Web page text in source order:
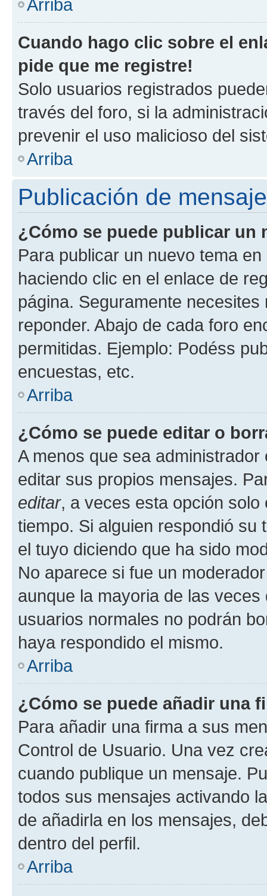
Arriba
Cuando hago clic sobre el
pide que me registre!
Solo usuarios registrados
través del foro, si la
prevenir el uso malicioso del
Arriba
Publicación de
¿Cómo se puede publicar un
Para publicar un nuevo tema
haciendo clic en el enlace de
página. Seguramente
reponder. Abajo de cada foro
permitidas. Ejemplo: Podéss
encuestas, etc.
Arriba
¿Cómo se puede editar o
A menos que sea
editar sus propios mensajes.
editar, a veces esta opción
tiempo. Si alguien respondió
el tuyo diciendo que ha sido
No aparece si fue un
aunque la mayoria de las
usuarios normales no podrán
haya respondido el mismo.
Arriba
¿Cómo se puede añadir una
Para añadir una firma a sus
Control de Usuario. Una vez
cuando publique un mensaje.
todos sus mensajes activando
de añadirla en los mensajes,
dentro del perfil.
Arriba